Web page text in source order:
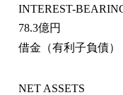
INTEREST-
78.3億円
借金（有利子負債）
NET ASSETS